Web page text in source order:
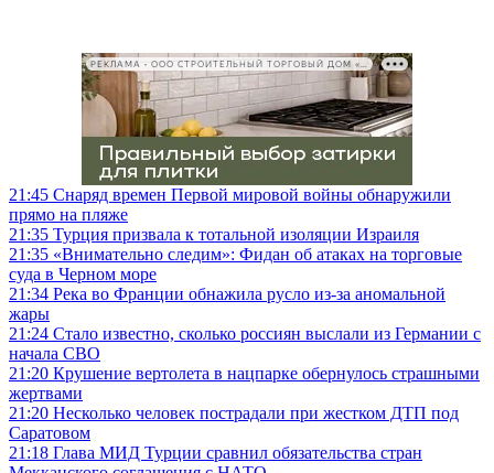
РЕКЛАМА • ООО СТРОИТЕЛЬНЫЙ ТОРГОВЫЙ ДОМ «ПЕТРОВИЧ», ИНН 7802348846
21:45 Снаряд времен Первой мировой войны обнаружили
прямо на пляже
21:35 Турция призвала к тотальной изоляции Израиля
21:35 «Внимательно следим»: Фидан об атаках на торговые
суда в Черном море
21:34 Река во Франции обнажила русло из-за аномальной
жары
21:24 Стало известно, сколько россиян выслали из Германии с
начала СВО
21:20 Крушение вертолета в нацпарке обернулось страшными
жертвами
21:20 Несколько человек пострадали при жестком ДТП под
Саратовом
21:18 Глава МИД Турции сравнил обязательства стран